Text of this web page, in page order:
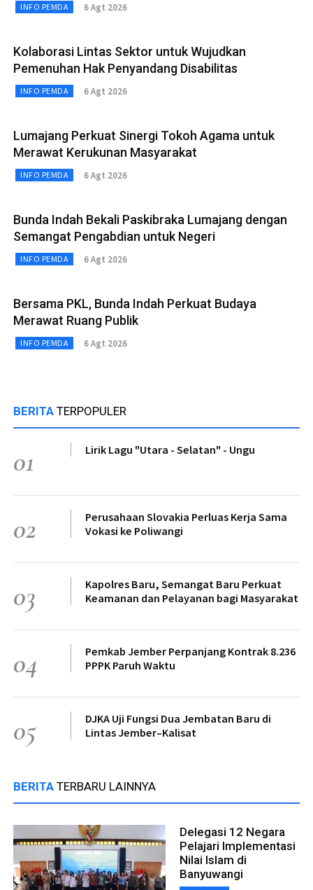
INFO PEMDA 6 Agt 2026
Kolaborasi Lintas Sektor untuk Wujudkan
Pemenuhan Hak Penyandang Disabilitas
INFO PEMDA 6 Agt 2026
Lumajang Perkuat Sinergi Tokoh Agama untuk
Merawat Kerukunan Masyarakat
INFO PEMDA 6 Agt 2026
Bunda Indah Bekali Paskibraka Lumajang dengan
Semangat Pengabdian untuk Negeri
INFO PEMDA 6 Agt 2026
Bersama PKL, Bunda Indah Perkuat Budaya
Merawat Ruang Publik
INFO PEMDA 6 Agt 2026
BERITA TERPOPULER
01 Lirik Lagu "Utara - Selatan" - Ungu
02
Perusahaan Slovakia Perluas Kerja Sama
Vokasi ke Poliwangi
03
Kapolres Baru, Semangat Baru Perkuat
Keamanan dan Pelayanan bagi Masyarakat
04
Pemkab Jember Perpanjang Kontrak 8.236
PPPK Paruh Waktu
05
DJKA Uji Fungsi Dua Jembatan Baru di
Lintas Jember–Kalisat
BERITA TERBARU LAINNYA
Delegasi 12 Negara
Pelajari Implementasi
Nilai Islam di
Banyuwangi